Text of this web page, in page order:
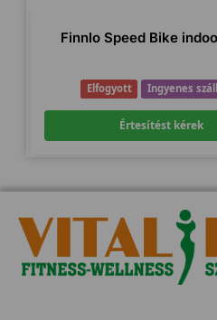
Finnlo Speed Bike
Elfogyott Ingyenes
Értesítést kérek